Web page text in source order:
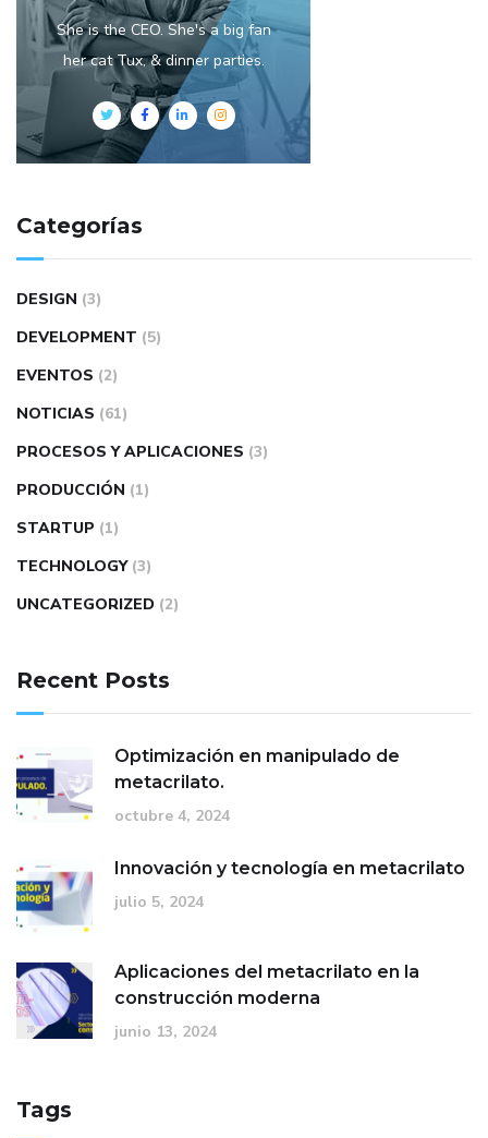
She is the CEO. She's a big fan
her cat Tux, & dinner parties.
Categorías
DESIGN (3)
DEVELOPMENT (5)
EVENTOS (2)
NOTICIAS (61)
PROCESOS Y APLICACIONES (3)
PRODUCCIÓN (1)
STARTUP (1)
TECHNOLOGY (3)
UNCATEGORIZED (2)
Recent Posts
Optimización en manipulado de
metacrilato.
octubre 4, 2024
Innovación y tecnología en metacrilato
julio 5, 2024
Aplicaciones del metacrilato en la
construcción moderna
junio 13, 2024
Tags